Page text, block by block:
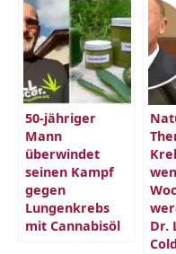
50-jähriger
Mann
überwindet
seinen Kampf
gegen
Lungenkrebs
mit Cannabisöl
Dr.